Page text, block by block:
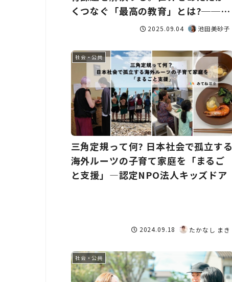
くつなぐ「最高の教育」とは?──認
定NPO法人e-Education
2025.09.04 池田美砂子
社会・公共
三角定規って何? 日本社会で孤立する
海外ルーツの子育て家庭を「まるご
と支援」―認定NPO法人キッズドア
2024.09.18 たかなし まき
社会・公共